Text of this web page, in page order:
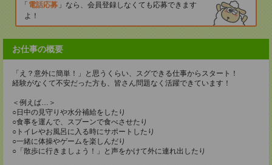
電話応募
なら、会員登録しなくても応募できます
よ！
お仕事の概要
「え？意外に簡単！」と思うくらい、スグできる仕事からスタート！
経験がなくて不安だった方も、皆さん問題なく活躍できています！
＜例えば…＞
○日中の見守りや水分補給をしたり
○食事を運んで、スプーンで食べさせたり
○トイレやお風呂に入る時にサポートしたり
○一緒に体操やゲームを楽しんだり
○「散歩に行きましょう！」と声をかけて外に連れ出したり